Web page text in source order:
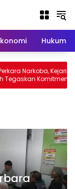
Hukum
Kejari
Komitmen
Tuntas